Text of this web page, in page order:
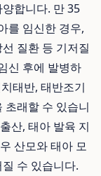
합니다. 만 35
를 임신한 경우,
질환 등 기저질
신 후에 발병하
태반, 태반조기
초래할 수 있습니
산, 태아 발육 지
산모와 태아 모
수 있습니다.